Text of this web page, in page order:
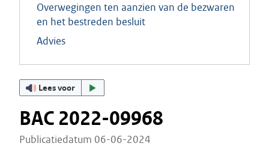
Overwegingen ten aanzien van de bezwaren
en het bestreden besluit
Advies
Lees voor
BAC 2022-09968
Publicatiedatum 06-06-2024